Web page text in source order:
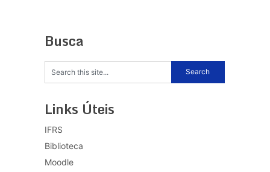
Busca
Links Úteis
IFRS
Biblioteca
Moodle